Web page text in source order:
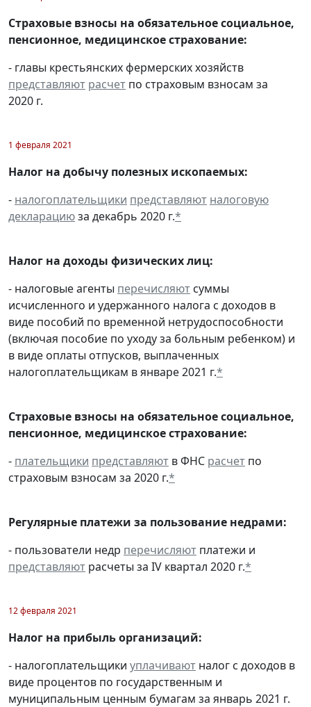
Страховые взносы на обязательное социальное,
пенсионное, медицинское страхование:
- главы крестьянских фермерских хозяйств
представляют расчет по страховым взносам за
2020 г.
1 февраля 2021
Налог на добычу полезных ископаемых:
- налогоплательщики представляют налоговую
декларациюза декабрь 2020 г.*
Налог на доходы физических лиц:
- налоговые агенты перечисляют суммы
исчисленного и удержанного налога с доходов в
виде пособий по временной нетрудоспособности
(включая пособие по уходу за больным ребенком) и
в виде оплаты отпусков, выплаченных
налогоплательщикам в январе 2021 г.*
Страховые взносы на обязательное социальное,
пенсионное, медицинское страхование:
- плательщики представляют в ФНС расчет по
страховым взносам за 2020 г.*
Регулярные платежи за пользование недрами:
- пользователи недр перечисляют платежи и
представляют расчеты за IV квартал 2020 г.*
12 февраля 2021
Налог на прибыль организаций:
- налогоплательщики уплачивают налог с доходов в
виде процентов по государственным и
муниципальным ценным бумагам за январь 2021 г.